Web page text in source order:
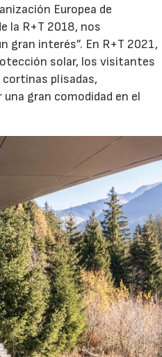
Europea de
la R+T 2018, nos
gran interés”. En R+T 2021,
solar, los visitantes
cortinas plisadas,
gran comodidad en el